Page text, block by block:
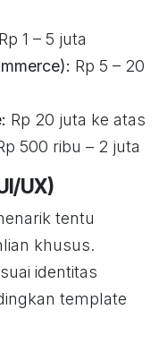
Rp 1 – 5 juta
Rp 5 – 20
Rp 20 juta ke atas
500 ribu – 2 juta
UX)
tentu
khusus.
identitas
template